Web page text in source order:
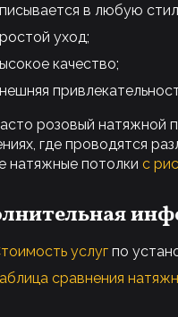
в любую
уход;
качество;
розовый натяжной
где проводятся
натяжные потолки с
услуг по
сравнения